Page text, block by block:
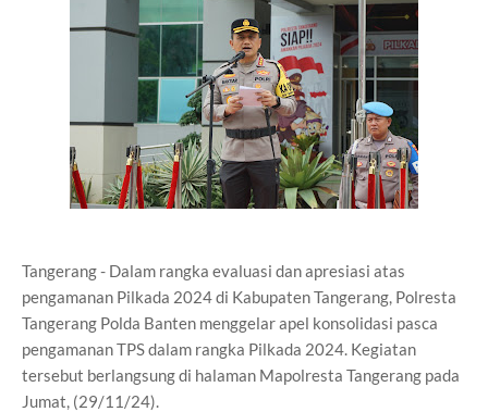
Tangerang - Dalam rangka evaluasi dan apresiasi atas
pengamanan Pilkada 2024 di Kabupaten Tangerang, Polresta
Tangerang Polda Banten menggelar apel konsolidasi pasca
pengamanan TPS dalam rangka Pilkada 2024. Kegiatan
tersebut berlangsung di halaman Mapolresta Tangerang pada
Jumat, (29/11/24).